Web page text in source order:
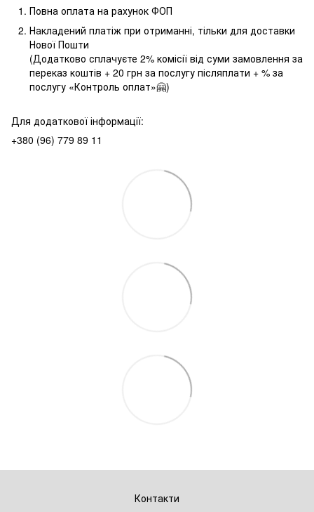
Повна оплата на рахунок ФОП
Накладений платіж при отриманні, тільки для доставки
Нової Пошти
(Додатково сплачуєте 2% комісії від суми замовлення за
переказ коштів + 20 грн за послугу післяплати + % за
послугу «Контроль оплат»🤗)
Для додаткової інформації:
+380 (96) 779 89 11
Контакти